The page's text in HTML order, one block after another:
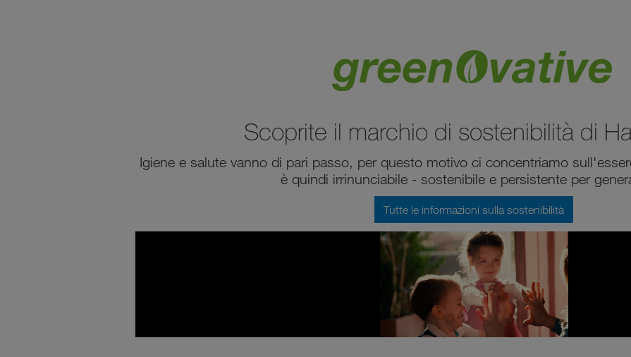
Scoprite il marchio di sostenibilità di
Igiene e salute vanno di pari passo, per questo motivo ci concentriamo
è quindi irrinunciabile - sostenibile e persistente per
Tutte le informazioni sulla sostenibilità